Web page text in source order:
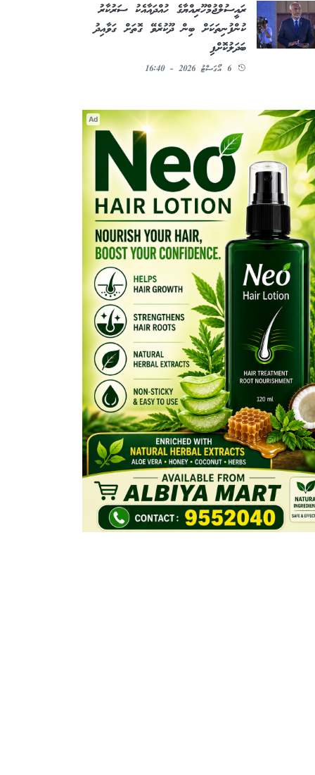
ރައީސުލްޖުމްހޫރިއްޔާގެ ހުއްދައާއެކު ސަރުކާރު
ކުންފުނިތަކަށް ބިން ދޫކުރެވޭ ގޮތަށް ގަވާއިދު
ބަދަލުކޮށްފި
6 އޯގަސްޓު 2026 - 16:40
Ad